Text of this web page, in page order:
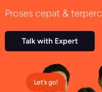
Proses cepat &
Talk with Expert
Let's go!